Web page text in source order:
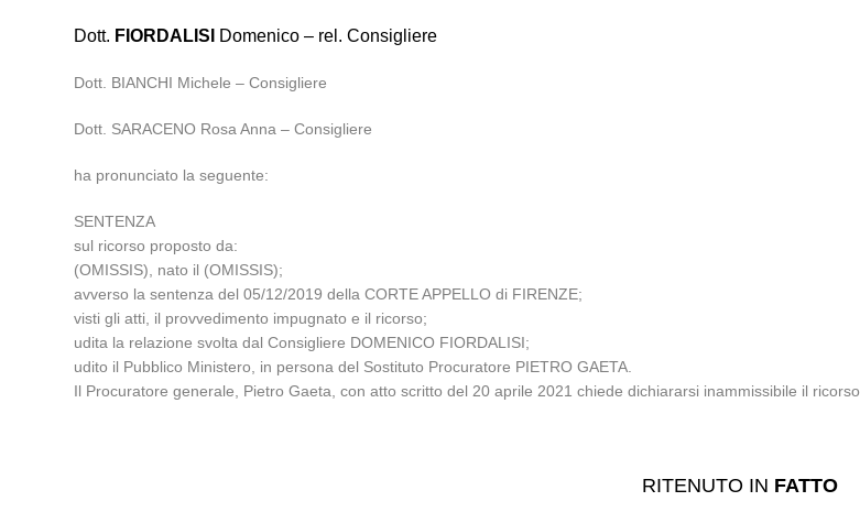
Dott. FIORDALISI Domenico – rel. Consigliere
Dott. BIANCHI Michele – Consigliere
Dott. SARACENO Rosa Anna – Consigliere
ha pronunciato la seguente:
SENTENZA
sul ricorso proposto da:
(OMISSIS), nato il (OMISSIS);
avverso la sentenza del 05/12/2019 della CORTE APPELLO di FIRENZE;
visti gli atti, il provvedimento impugnato e il ricorso;
udita la relazione svolta dal Consigliere DOMENICO FIORDALISI;
udito il Pubblico Ministero, in persona del Sostituto Procuratore PIETRO GAETA.
Il Procuratore generale, Pietro Gaeta, con atto scritto del 20 aprile 2021 chiede dichiararsi inammissibile il ricorso.
RITENUTO IN FATTO